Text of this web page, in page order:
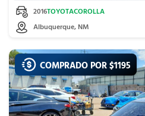
2016TOYOTACOROLLA
Albuquerque, NM
COMPRADO POR $1195